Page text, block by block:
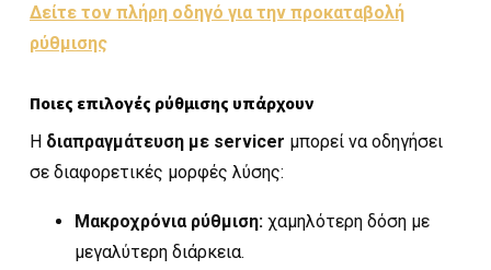
Δείτε τον πλήρη οδηγό για την προκαταβολή
ρύθμισης
Ποιες επιλογές ρύθμισης υπάρχουν
Η διαπραγμάτευση με servicer μπορεί να οδηγήσει
σε διαφορετικές μορφές λύσης:
Μακροχρόνια ρύθμιση:χαμηλότερη δόση με
μεγαλύτερη διάρκεια.